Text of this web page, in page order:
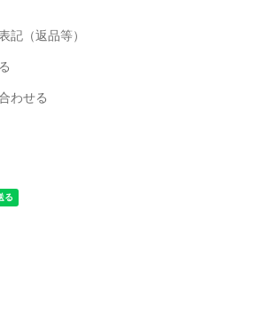
記（返品等）
わせる